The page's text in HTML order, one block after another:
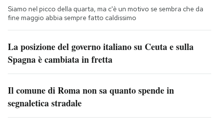
Siamo nel picco della quarta, ma c'è un motivo se sembra che da
fine maggio abbia sempre fatto caldissimo
La posizione del governo italiano su Ceuta e sulla
Spagna è cambiata in fretta
Il comune di Roma non sa quanto spende in
segnaletica stradale